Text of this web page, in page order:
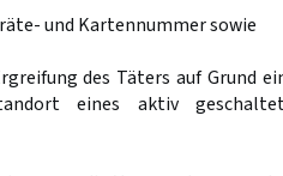
und Kartennummer sowie
des Täters auf Grund
eines aktiv